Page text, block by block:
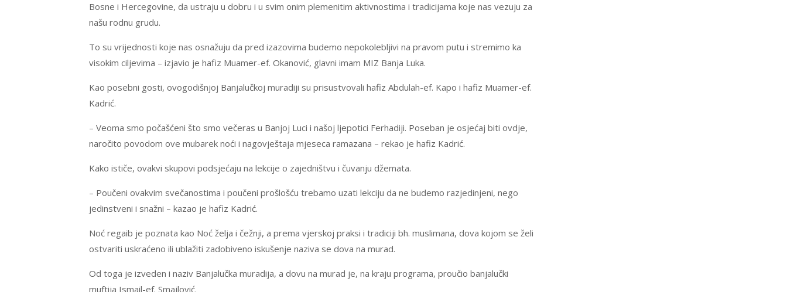
Bosne i Hercegovine, da ustraju u dobru i u svim onim plemenitim aktivnostima i tradicijama koje nas vezuju za
našu rodnu grudu.
To su vrijednosti koje nas osnažuju da pred izazovima budemo nepokolebljivi na pravom putu i stremimo ka
visokim ciljevima – izjavio je hafiz Muamer-ef. Okanović, glavni imam MIZ Banja Luka.
Kao posebni gosti, ovogodišnjoj Banjalučkoj muradiji su prisustvovali hafiz Abdulah-ef. Kapo i hafiz Muamer-ef.
Kadrić.
– Veoma smo počašćeni što smo večeras u Banjoj Luci i našoj ljepotici Ferhadiji. Poseban je osjećaj biti ovdje,
naročito povodom ove mubarek noći i nagovještaja mjeseca ramazana – rekao je hafiz Kadrić.
Kako ističe, ovakvi skupovi podsjećaju na lekcije o zajedništvu i čuvanju džemata.
– Poučeni ovakvim svečanostima i poučeni prošlošću trebamo uzati lekciju da ne budemo razjedinjeni, nego
jedinstveni i snažni – kazao je hafiz Kadrić.
Noć regaib je poznata kao Noć želja i čežnji, a prema vjerskoj praksi i tradiciji bh. muslimana, dova kojom se želi
ostvariti uskraćeno ili ublažiti zadobiveno iskušenje naziva se dova na murad.
Od toga je izveden i naziv Banjalučka muradija, a dovu na murad je, na kraju programa, proučio banjalučki
muftija Ismail-ef. Smajlović.